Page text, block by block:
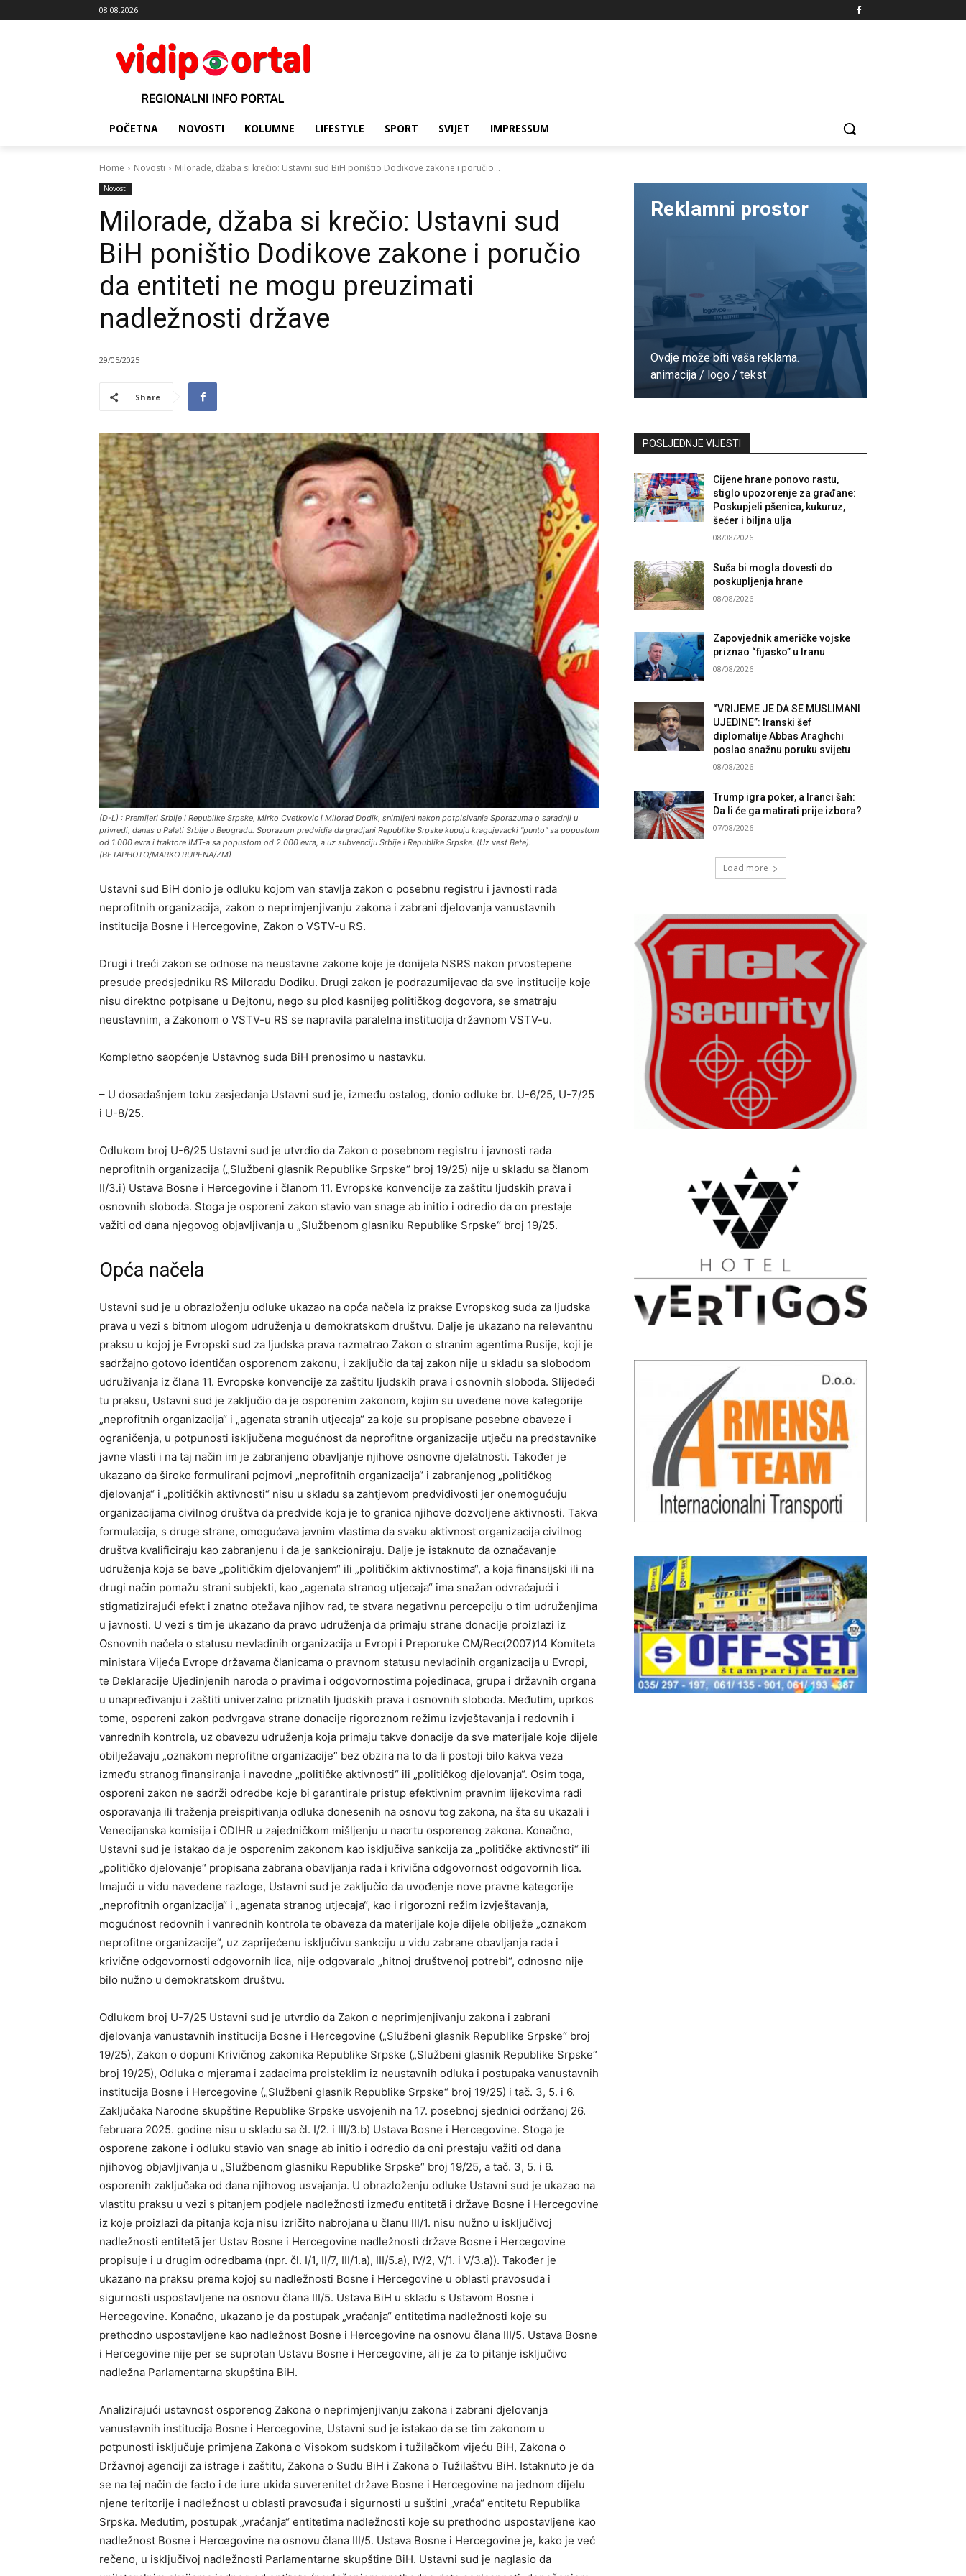
08.08.2026.
POČETNA NOVOSTI KOLUMNE LIFESTYLE SPORT SVIJET IMPRESSUM
Home Novosti Milorade, džaba si krečio: Ustavni sud BiH poništio Dodikove zakone i poručio...
Novosti
Milorade, džaba si krečio: Ustavni sud
BiH poništio Dodikove zakone i poručio
da entiteti ne mogu preuzimati
nadležnosti države
29/05/2025
Share
(D-L) : Premijeri Srbije i Republike Srpske, Mirko Cvetkovic i Milorad Dodik, snimljeni nakon potpisivanja Sporazuma o saradnji u
privredi, danas u Palati Srbije u Beogradu. Sporazum predvidja da gradjani Republike Srpske kupuju kragujevacki "punto" sa popustom
od 1.000 evra i traktore IMT-a sa popustom od 2.000 evra, a uz subvenciju Srbije i Republike Srpske. (Uz vest Bete).
(BETAPHOTO/MARKO RUPENA/ZM)
Ustavni sud BiH donio je odluku kojom van stavlja zakon o posebnu registru i javnosti rada
neprofitnih organizacija, zakon o neprimjenjivanju zakona i zabrani djelovanja vanustavnih
institucija Bosne i Hercegovine, Zakon o VSTV-u RS.
Drugi i treći zakon se odnose na neustavne zakone koje je donijela NSRS nakon prvostepene
presude predsjedniku RS Miloradu Dodiku. Drugi zakon je podrazumijevao da sve institucije koje
nisu direktno potpisane u Dejtonu, nego su plod kasnijeg političkog dogovora, se smatraju
neustavnim, a Zakonom o VSTV-u RS se napravila paralelna institucija državnom VSTV-u.
Kompletno saopćenje Ustavnog suda BiH prenosimo u nastavku.
– U dosadašnjem toku zasjedanja Ustavni sud je, između ostalog, donio odluke br. U-6/25, U-7/25
i U-8/25.
Odlukom broj U-6/25 Ustavni sud je utvrdio da Zakon o posebnom registru i javnosti rada
neprofitnih organizacija („Službeni glasnik Republike Srpske“ broj 19/25) nije u skladu sa članom
II/3.i) Ustava Bosne i Hercegovine i članom 11. Evropske konvencije za zaštitu ljudskih prava i
osnovnih sloboda. Stoga je osporeni zakon stavio van snage ab initio i odredio da on prestaje
važiti od dana njegovog objavljivanja u „Službenom glasniku Republike Srpske“ broj 19/25.
Opća načela
Ustavni sud je u obrazloženju odluke ukazao na opća načela iz prakse Evropskog suda za ljudska
prava u vezi s bitnom ulogom udruženja u demokratskom društvu. Dalje je ukazano na relevantnu
praksu u kojoj je Evropski sud za ljudska prava razmatrao Zakon o stranim agentima Rusije, koji je
sadržajno gotovo identičan osporenom zakonu, i zaključio da taj zakon nije u skladu sa slobodom
udruživanja iz člana 11. Evropske konvencije za zaštitu ljudskih prava i osnovnih sloboda. Slijedeći
tu praksu, Ustavni sud je zaključio da je osporenim zakonom, kojim su uvedene nove kategorije
„neprofitnih organizacija“ i „agenata stranih utjecaja“ za koje su propisane posebne obaveze i
ograničenja, u potpunosti isključena mogućnost da neprofitne organizacije utječu na predstavnike
javne vlasti i na taj način im je zabranjeno obavljanje njihove osnovne djelatnosti. Također je
ukazano da široko formulirani pojmovi „neprofitnih organizacija“ i zabranjenog „političkog
djelovanja“ i „političkih aktivnosti“ nisu u skladu sa zahtjevom predvidivosti jer onemogućuju
organizacijama civilnog društva da predvide koja je to granica njihove dozvoljene aktivnosti. Takva
formulacija, s druge strane, omogućava javnim vlastima da svaku aktivnost organizacija civilnog
društva kvalificiraju kao zabranjenu i da je sankcioniraju. Dalje je istaknuto da označavanje
udruženja koja se bave „političkim djelovanjem“ ili „političkim aktivnostima“, a koja finansijski ili na
drugi način pomažu strani subjekti, kao „agenata stranog utjecaja“ ima snažan odvraćajući i
stigmatizirajući efekt i znatno otežava njihov rad, te stvara negativnu percepciju o tim udruženjima
u javnosti. U vezi s tim je ukazano da pravo udruženja da primaju strane donacije proizlazi iz
Osnovnih načela o statusu nevladinih organizacija u Evropi i Preporuke CM/Rec(2007)14 Komiteta
ministara Vijeća Evrope državama članicama o pravnom statusu nevladinih organizacija u Evropi,
te Deklaracije Ujedinjenih naroda o pravima i odgovornostima pojedinaca, grupa i državnih organa
u unapređivanju i zaštiti univerzalno priznatih ljudskih prava i osnovnih sloboda. Međutim, uprkos
tome, osporeni zakon podvrgava strane donacije rigoroznom režimu izvještavanja i redovnih i
vanrednih kontrola, uz obavezu udruženja koja primaju takve donacije da sve materijale koje dijele
obilježavaju „oznakom neprofitne organizacije“ bez obzira na to da li postoji bilo kakva veza
između stranog finansiranja i navodne „političke aktivnosti“ ili „političkog djelovanja“. Osim toga,
osporeni zakon ne sadrži odredbe koje bi garantirale pristup efektivnim pravnim lijekovima radi
osporavanja ili traženja preispitivanja odluka donesenih na osnovu tog zakona, na šta su ukazali i
Venecijanska komisija i ODIHR u zajedničkom mišljenju u nacrtu osporenog zakona. Konačno,
Ustavni sud je istakao da je osporenim zakonom kao isključiva sankcija za „političke aktivnosti“ ili
„političko djelovanje“ propisana zabrana obavljanja rada i krivična odgovornost odgovornih lica.
Imajući u vidu navedene razloge, Ustavni sud je zaključio da uvođenje nove pravne kategorije
„neprofitnih organizacija“ i „agenata stranog utjecaja“, kao i rigorozni režim izvještavanja,
mogućnost redovnih i vanrednih kontrola te obaveza da materijale koje dijele obilježe „oznakom
neprofitne organizacije“, uz zaprijećenu isključivu sankciju u vidu zabrane obavljanja rada i
krivične odgovornosti odgovornih lica, nije odgovaralo „hitnoj društvenoj potrebi“, odnosno nije
bilo nužno u demokratskom društvu.
Odlukom broj U-7/25 Ustavni sud je utvrdio da Zakon o neprimjenjivanju zakona i zabrani
djelovanja vanustavnih institucija Bosne i Hercegovine („Službeni glasnik Republike Srpske“ broj
19/25), Zakon o dopuni Krivičnog zakonika Republike Srpske („Službeni glasnik Republike Srpske“
broj 19/25), Odluka o mjerama i zadacima proisteklim iz neustavnih odluka i postupaka vanustavnih
institucija Bosne i Hercegovine („Službeni glasnik Republike Srpske“ broj 19/25) i tač. 3, 5. i 6.
Zaključaka Narodne skupštine Republike Srpske usvojenih na 17. posebnoj sjednici održanoj 26.
februara 2025. godine nisu u skladu sa čl. I/2. i III/3.b) Ustava Bosne i Hercegovine. Stoga je
osporene zakone i odluku stavio van snage ab initio i odredio da oni prestaju važiti od dana
njihovog objavljivanja u „Službenom glasniku Republike Srpske“ broj 19/25, a tač. 3, 5. i 6.
osporenih zaključaka od dana njihovog usvajanja. U obrazloženju odluke Ustavni sud je ukazao na
vlastitu praksu u vezi s pitanjem podjele nadležnosti između entitetā i države Bosne i Hercegovine
iz koje proizlazi da pitanja koja nisu izričito nabrojana u članu III/1. nisu nužno u isključivoj
nadležnosti entitetā jer Ustav Bosne i Hercegovine nadležnosti države Bosne i Hercegovine
propisuje i u drugim odredbama (npr. čl. I/1, II/7, III/1.a), III/5.a), IV/2, V/1. i V/3.a)). Također je
ukazano na praksu prema kojoj su nadležnosti Bosne i Hercegovine u oblasti pravosuđa i
sigurnosti uspostavljene na osnovu člana III/5. Ustava BiH u skladu s Ustavom Bosne i
Hercegovine. Konačno, ukazano je da postupak „vraćanja“ entitetima nadležnosti koje su
prethodno uspostavljene kao nadležnost Bosne i Hercegovine na osnovu člana III/5. Ustava Bosne
i Hercegovine nije per se suprotan Ustavu Bosne i Hercegovine, ali je za to pitanje isključivo
nadležna Parlamentarna skupština BiH.
Analizirajući ustavnost osporenog Zakona o neprimjenjivanju zakona i zabrani djelovanja
vanustavnih institucija Bosne i Hercegovine, Ustavni sud je istakao da se tim zakonom u
potpunosti isključuje primjena Zakona o Visokom sudskom i tužilačkom vijeću BiH, Zakona o
Državnoj agenciji za istrage i zaštitu, Zakona o Sudu BiH i Zakona o Tužilaštvu BiH. Istaknuto je da
se na taj način de facto i de iure ukida suverenitet države Bosne i Hercegovine na jednom dijelu
njene teritorije i nadležnost u oblasti pravosuđa i sigurnosti u suštini „vraća“ entitetu Republika
Srpska. Međutim, postupak „vraćanja“ entitetima nadležnosti koje su prethodno uspostavljene kao
nadležnost Bosne i Hercegovine na osnovu člana III/5. Ustava Bosne i Hercegovine je, kako je već
rečeno, u isključivoj nadležnosti Parlamentarne skupštine BiH. Ustavni sud je naglasio da
Reklamni prostor
Ovdje može biti vaša reklama.
animacija / logo / tekst
POSLJEDNJE VIJESTI
Cijene hrane ponovo rastu,
stiglo upozorenje za građane:
Poskupjeli pšenica, kukuruz,
šećer i biljna ulja
08/08/2026
Suša bi mogla dovesti do
poskupljenja hrane
08/08/2026
Zapovjednik američke vojske
priznao “fijasko” u Iranu
08/08/2026
“VRIJEME JE DA SE MUSLIMANI
UJEDINE”: Iranski šef
diplomatije Abbas Araghchi
poslao snažnu poruku svijetu
08/08/2026
Trump igra poker, a Iranci šah:
Da li će ga matirati prije izbora?
07/08/2026
Load more